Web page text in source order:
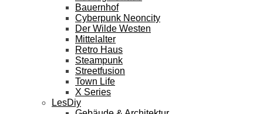
Bauernhof
Cyberpunk Neoncity
Der Wilde Westen
Mittelalter
Retro Haus
Steampunk
Streetfusion
Town Life
X Series
LesDiy